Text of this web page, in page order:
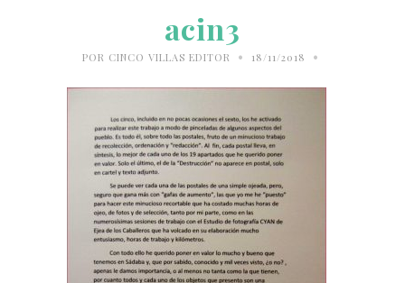
acin3
POR CINCO VILLAS EDITOR • 18/11/2018 •